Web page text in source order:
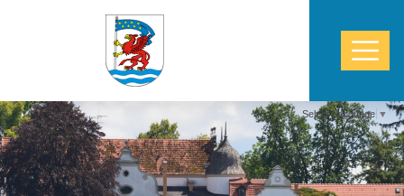
Select Language ▼
START